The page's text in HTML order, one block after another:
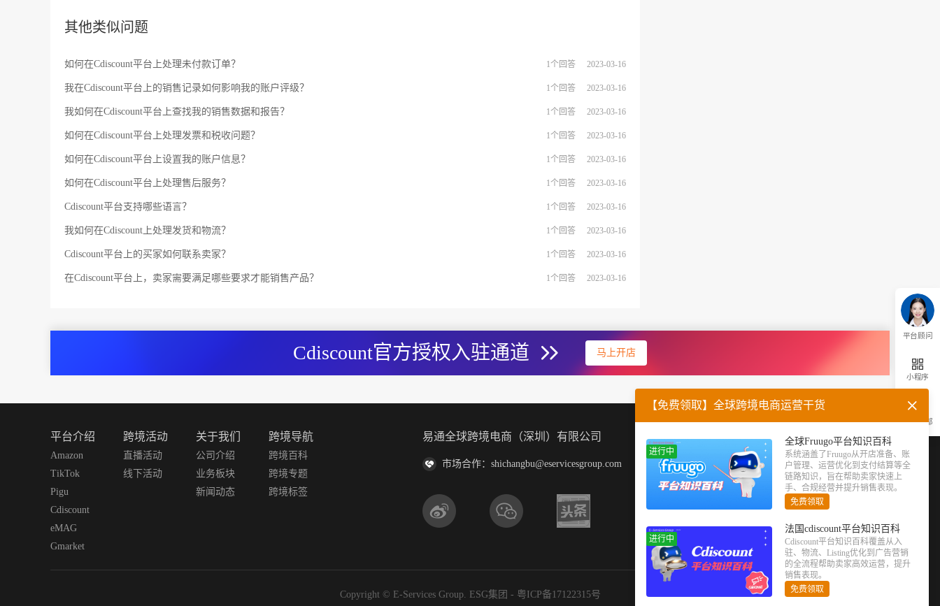
其他类似问题
如何在Cdiscount平台上处理未付款订单？ 1个回答 2023-03-16
我在Cdiscount平台上的销售记录如何影响我的账户评级？ 1个回答 2023-03-16
我如何在Cdiscount平台上查找我的销售数据和报告？ 1个回答 2023-03-16
如何在Cdiscount平台上处理发票和税收问题？ 1个回答 2023-03-16
如何在Cdiscount平台上设置我的账户信息？ 1个回答 2023-03-16
如何在Cdiscount平台上处理售后服务？ 1个回答 2023-03-16
Cdiscount平台支持哪些语言？ 1个回答 2023-03-16
我如何在Cdiscount上处理发货和物流？ 1个回答 2023-03-16
Cdiscount平台上的买家如何联系卖家？ 1个回答 2023-03-16
在Cdiscount平台上，卖家需要满足哪些要求才能销售产品？ 1个回答 2023-03-16
Cdiscount官方授权入驻通道 马上开店
平台顾问
小程序
返回顶部
平台介绍
Amazon
TikTok
Pigu
Cdiscount
eMAG
Gmarket
跨境活动
直播活动
线下活动
关于我们
公司介绍
业务板块
新闻动态
跨境导航
跨境百科
跨境专题
跨境标签
易通全球跨境电商（深圳）有限公司
市场合作：shichangbu@eservicesgroup.com
企业微信 官方公众号
Copyright © E-Services Group. ESG集团 - 粤ICP备17122315号
【免费领取】全球跨境电商运营干货
进行中
全球Fruugo平台知识百科
系统涵盖了Fruugo从开店准备、账
户管理、运营优化到支付结算等全
链路知识，旨在帮助卖家快速上
手、合规经营并提升销售表现。
免费领取
进行中
法国cdiscount平台知识百科
Cdiscount平台知识百科覆盖从入
驻、物流、Listing优化到广告营销
的全流程帮助卖家高效运营，提升
销售表现。
免费领取